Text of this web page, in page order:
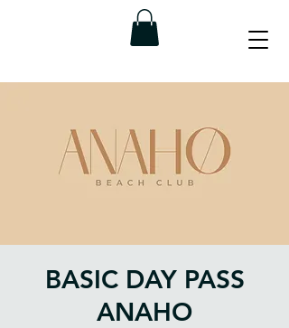
BASIC DAY PASS
ANAHO